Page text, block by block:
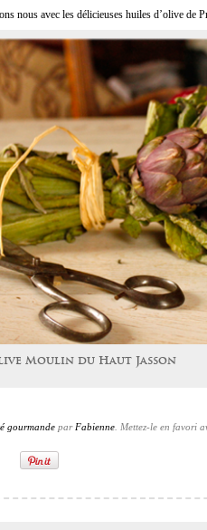
nous avec les délicieuses huiles d’olive de
Moulin du Haut Jasson
gourmande par Fabienne . Mettez-le en favori